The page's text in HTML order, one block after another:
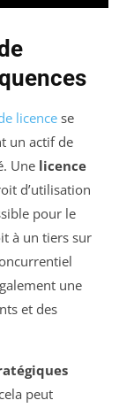
licence se
un actif de
Une licence
d’utilisation
pour le
à un tiers sur
une
et des
peut